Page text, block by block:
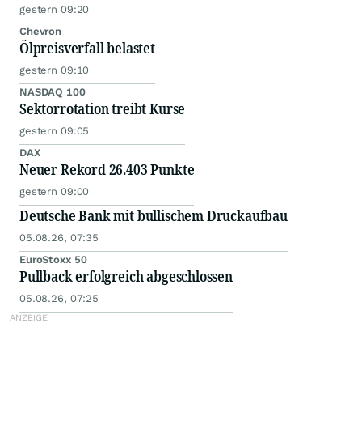
gestern 09:20
Chevron
Ölpreisverfall belastet
gestern 09:10
NASDAQ 100
Sektorrotation treibt Kurse
gestern 09:05
DAX
Neuer Rekord 26.403 Punkte
gestern 09:00
Deutsche Bank mit bullischem Druckaufbau
05.08.26, 07:35
EuroStoxx 50
Pullback erfolgreich abgeschlossen
05.08.26, 07:25